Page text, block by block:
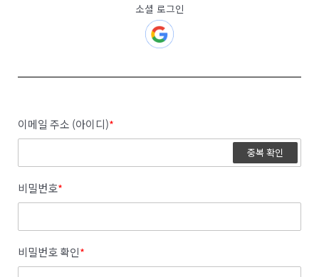
소셜 로그인
이메일 주소 (아이디)*
중복 확인
비밀번호*
비밀번호 확인*